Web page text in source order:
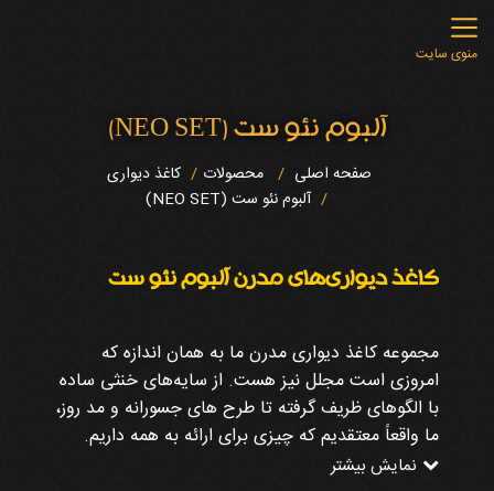
منوی سایت
آلبوم نئو ست (NEO SET)
صفحه اصلی
محصولات
کاغذ دیواری
آلبوم نئو ست (NEO SET)
کاغذ دیواری‌های مدرن آلبوم نئو ست
مجموعه کاغذ دیواری مدرن ما به همان اندازه که
امروزی است مجلل نیز هست. از سایه‌های خنثی ساده
با الگوهای ظریف گرفته تا طرح های جسورانه و مد روز،
ما واقعاً معتقدیم که چیزی برای ارائه به همه داریم.
طرح‌های مدرن ما شامل ترکیبی متنوع از جلوه‌های
نمایش بیشتر